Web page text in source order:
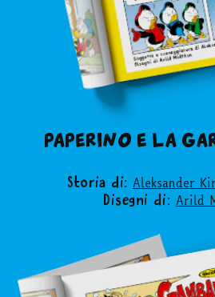
PAPERINO E LA
Storia di: Aleksander
Disegni di: Arild